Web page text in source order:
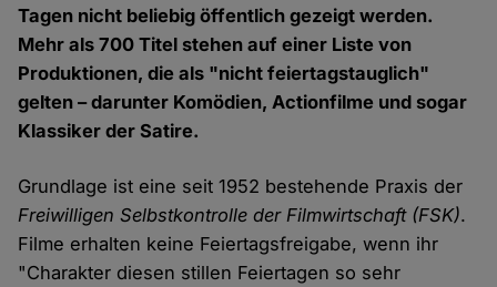
Tagen nicht beliebig öffentlich gezeigt werden.
Mehr als 700 Titel stehen auf einer Liste von
Produktionen, die als "nicht feiertagstauglich"
gelten – darunter Komödien, Actionfilme und sogar
Klassiker der Satire.
Grundlage ist eine seit 1952 bestehende Praxis der
Freiwilligen Selbstkontrolle der Filmwirtschaft (FSK).
Filme erhalten keine Feiertagsfreigabe, wenn ihr
"Charakter diesen stillen Feiertagen so sehr